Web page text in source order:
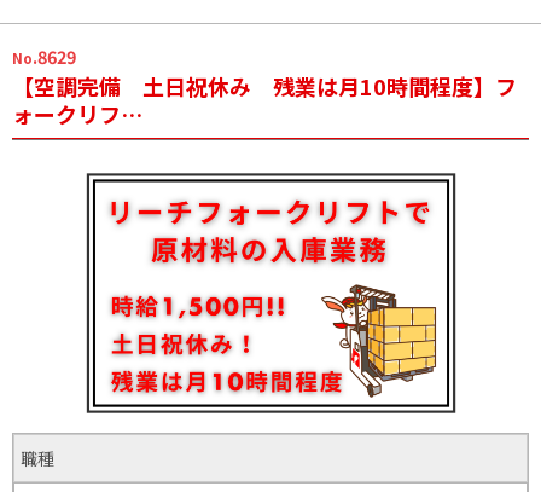
No.8629
【空調完備 土日祝休み 残業は月10時間程度】フ
ォークリフ…
職種